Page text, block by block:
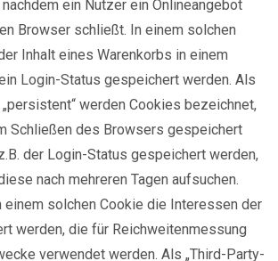
ein Nutzer ein Onlineangebot
Browser schließt. In einem solchen
Inhalt eines Warenkorbs in einem
Login-Status gespeichert werden. Als
„persistent“ werden Cookies bezeichnet,
Schließen des Browsers gespeichert
der Login-Status gespeichert werden,
nach mehreren Tagen aufsuchen.
einem solchen Cookie die Interessen der
werden, die für Reichweitenmessung
verwendet werden. Als „Third-Party-